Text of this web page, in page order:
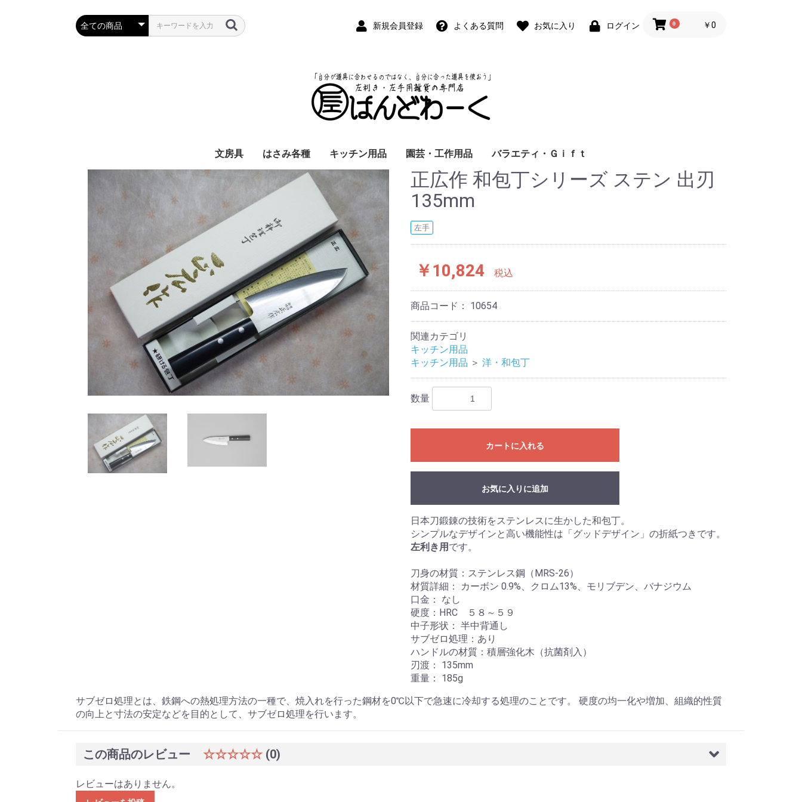
新規会員登録 よくある質問 お気に入り ログイン 0 ￥0
文房具
万年筆・筆ペン
ボールペン
鉛筆・シャープペン
定規・コンパス
彫刻刀・小刀(切出刀)
事務用品
はさみ各種
学習はさみ
事務はさみ
和裁・洋裁はさみ
美容はさみ
その他・専門はさみ
キッチン用品
洋・和包丁
横手・後手急須
レードル
調理用具
テーブル小物
園芸・工作用品
草取鎌
園芸はさみ
メジャー・曲尺
カッター
工作用具・その他
バラエティ・Ｇｉｆｔ
Wallet(財布)
時計
デジタル小物
バラエティグッズ
ファッション小物
京扇子
書籍
正広作 和包丁シリーズ ステン 出刃
135mm
左手
￥10,824 税込
商品コード： 10654
関連カテゴリ
キッチン用品
キッチン用品 ＞ 洋・和包丁
数量
カートに入れる
お気に入りに追加
日本刀鍛錬の技術をステンレスに生かした和包丁。
シンプルなデザインと高い機能性は「グッドデザイン」の折紙つきです。
左利き用 です。
刀身の材質：ステンレス鋼（MRS-26）
材質詳細： カーボン 0.9%、クロム13%、モリブデン、バナジウム
口金： なし
硬度：HRC ５８～５９
中子形状： 半中背通し
サブゼロ処理：あり
ハンドルの材質：積層強化木（抗菌剤入）
刃渡： 135mm
重量： 185g
サブゼロ処理とは、鉄鋼への熱処理方法の一種で、焼入れを行った鋼材を0℃以下で急速に冷却する処理のことです。 硬度の均一化や増加、組織的性質
の向上と寸法の安定などを目的として、サブゼロ処理を行います。
この商品のレビュー ☆☆☆☆☆ (0)
レビューはありません。